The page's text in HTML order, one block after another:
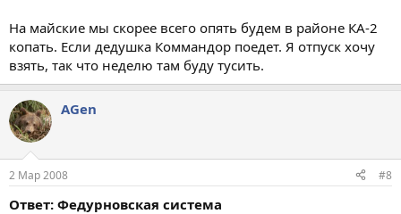
На майские мы скорее всего опять будем в районе КА-2
копать. Если дедушка Коммандор поедет. Я отпуск хочу
взять, так что неделю там буду тусить.
AGen
2 Мар 2008 #8
Ответ: Федурновская система